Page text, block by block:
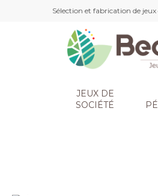
+33 (0)3 81 67 65 42 - 5/7 j (8h30-12h
Sélection et fabrication de
JEUX DE
SOCIÉTÉ